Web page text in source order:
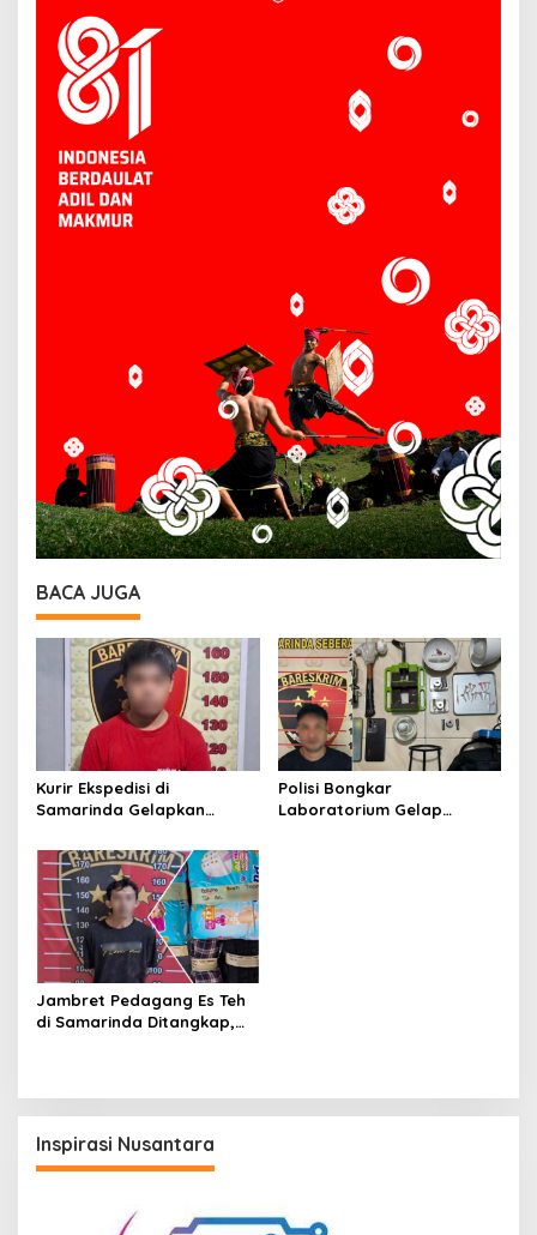
BACA JUGA
Kurir Ekspedisi di
Samarinda Gelapkan
Barang Elektronik Lainnya,
Kerugian Capai Rp 98 Juta
Polisi Bongkar
Laboratorium Gelap
Jambret Pedagang Es Teh
di Samarinda Ditangkap,
Inspirasi Nusantara